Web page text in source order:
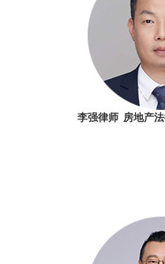
李强律师 房地产